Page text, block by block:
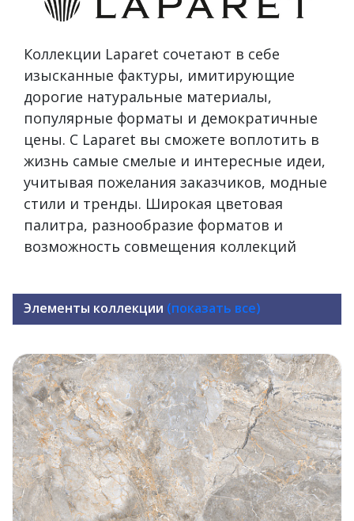
Коллекции Laparet сочетают в себе
изысканные фактуры, имитирующие
дорогие натуральные материалы,
популярные форматы и демократичные
цены. С Laparet вы сможете воплотить в
жизнь самые смелые и интересные идеи,
учитывая пожелания заказчиков, модные
стили и тренды. Широкая цветовая
палитра, разнообразие форматов и
возможность совмещения коллекций
Элементы коллекции (показать все)